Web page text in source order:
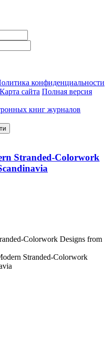
конфиденциальности
Карта сайта Полная версия
книг журналов
Stranded-Colorwork
Stranded-Colorwork